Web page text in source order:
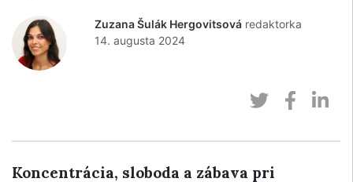
Zuzana Šulák Hergovitsová redaktorka
14. augusta 2024
Koncentrácia, sloboda a zábava pri